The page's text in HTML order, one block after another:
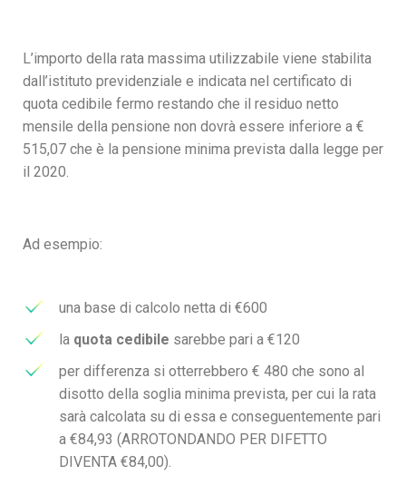
L’importo della rata massima utilizzabile viene stabilita
dall’istituto previdenziale e indicata nel certificato di
quota cedibile fermo restando che il residuo netto
mensile della pensione non dovrà essere inferiore a €
515,07 che è la pensione minima prevista dalla legge per
il 2020.
Ad esempio:
una base di calcolo netta di €600
la quota cedibile sarebbe pari a €120
per differenza si otterrebbero € 480 che sono al
disotto della soglia minima prevista, per cui la rata
sarà calcolata su di essa e conseguentemente pari
a €84,93 (ARROTONDANDO PER DIFETTO
DIVENTA €84,00).